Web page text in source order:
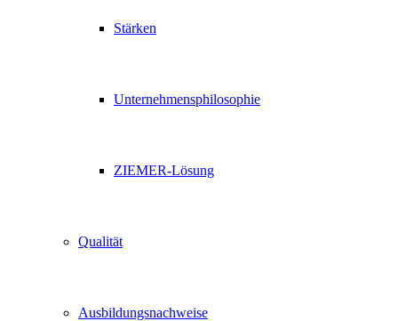
Stärken
Unternehmensphilosophie
ZIEMER-Lösung
Qualität
Ausbildungsnachweise